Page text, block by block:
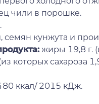
чили в порошке.
семян кунжута и
жиры 19,8 г.
которых сахароза
ккал/ 2015 кДж.